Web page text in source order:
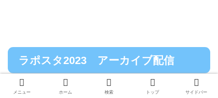
ラポスタ2023 アーカイブ配信
メニュー ホーム 検索 トップ サイドバー